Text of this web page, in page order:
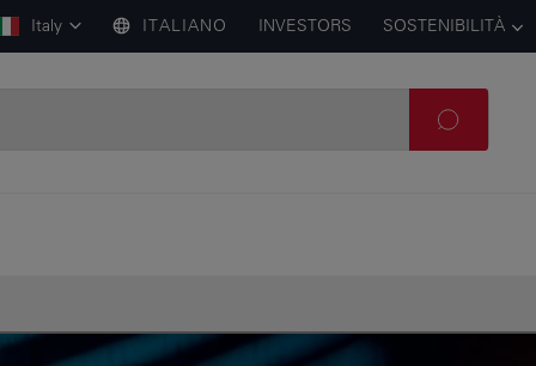
Italy ITALIANO INVESTORS SOSTENIBILITÀ